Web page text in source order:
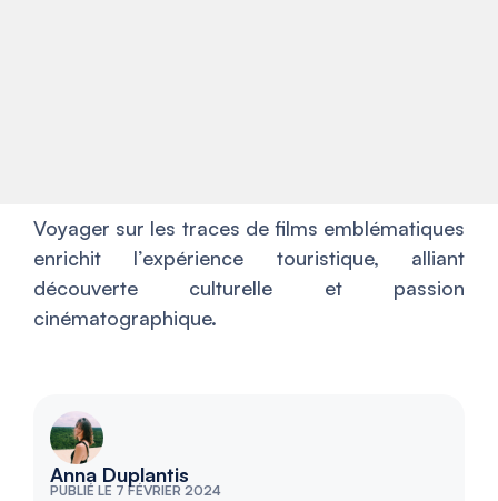
Voyager sur les traces de films emblématiques
enrichit l’expérience touristique, alliant
découverte culturelle et passion
cinématographique.
Anna Duplantis
PUBLIÉ LE 7 FÉVRIER 2024